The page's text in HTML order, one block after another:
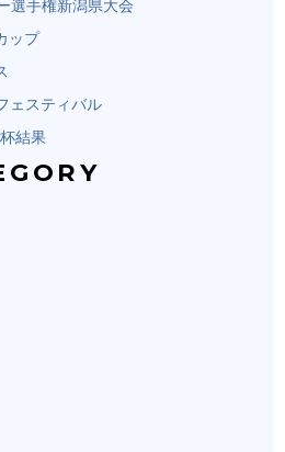
選手権新潟県大会
ップ
ェスティバル
結果